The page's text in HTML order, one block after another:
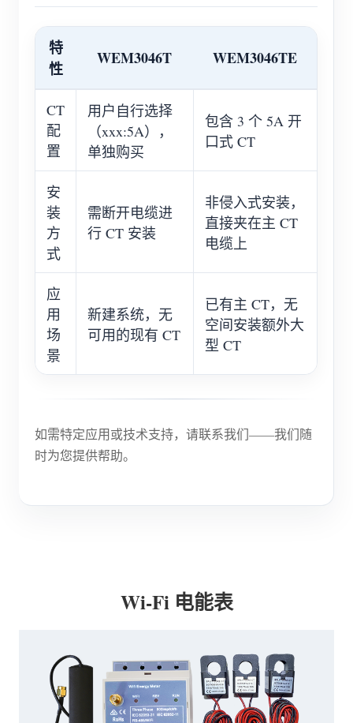
特
性
WEM3046T WEM3046TE
CT
配
置
用户自行选择
（xxx:5A），
单独购买
包含 3 个 5A 开
口式 CT
安
装
方
式
需断开电缆进
行 CT 安装
非侵入式安装，
直接夹在主 CT
电缆上
应
用
场
景
新建系统，无
可用的现有 CT
已有主 CT，无
空间安装额外大
型 CT
如需特定应用或技术支持，请联系我们——我们随
时为您提供帮助。
Wi-Fi 电能表